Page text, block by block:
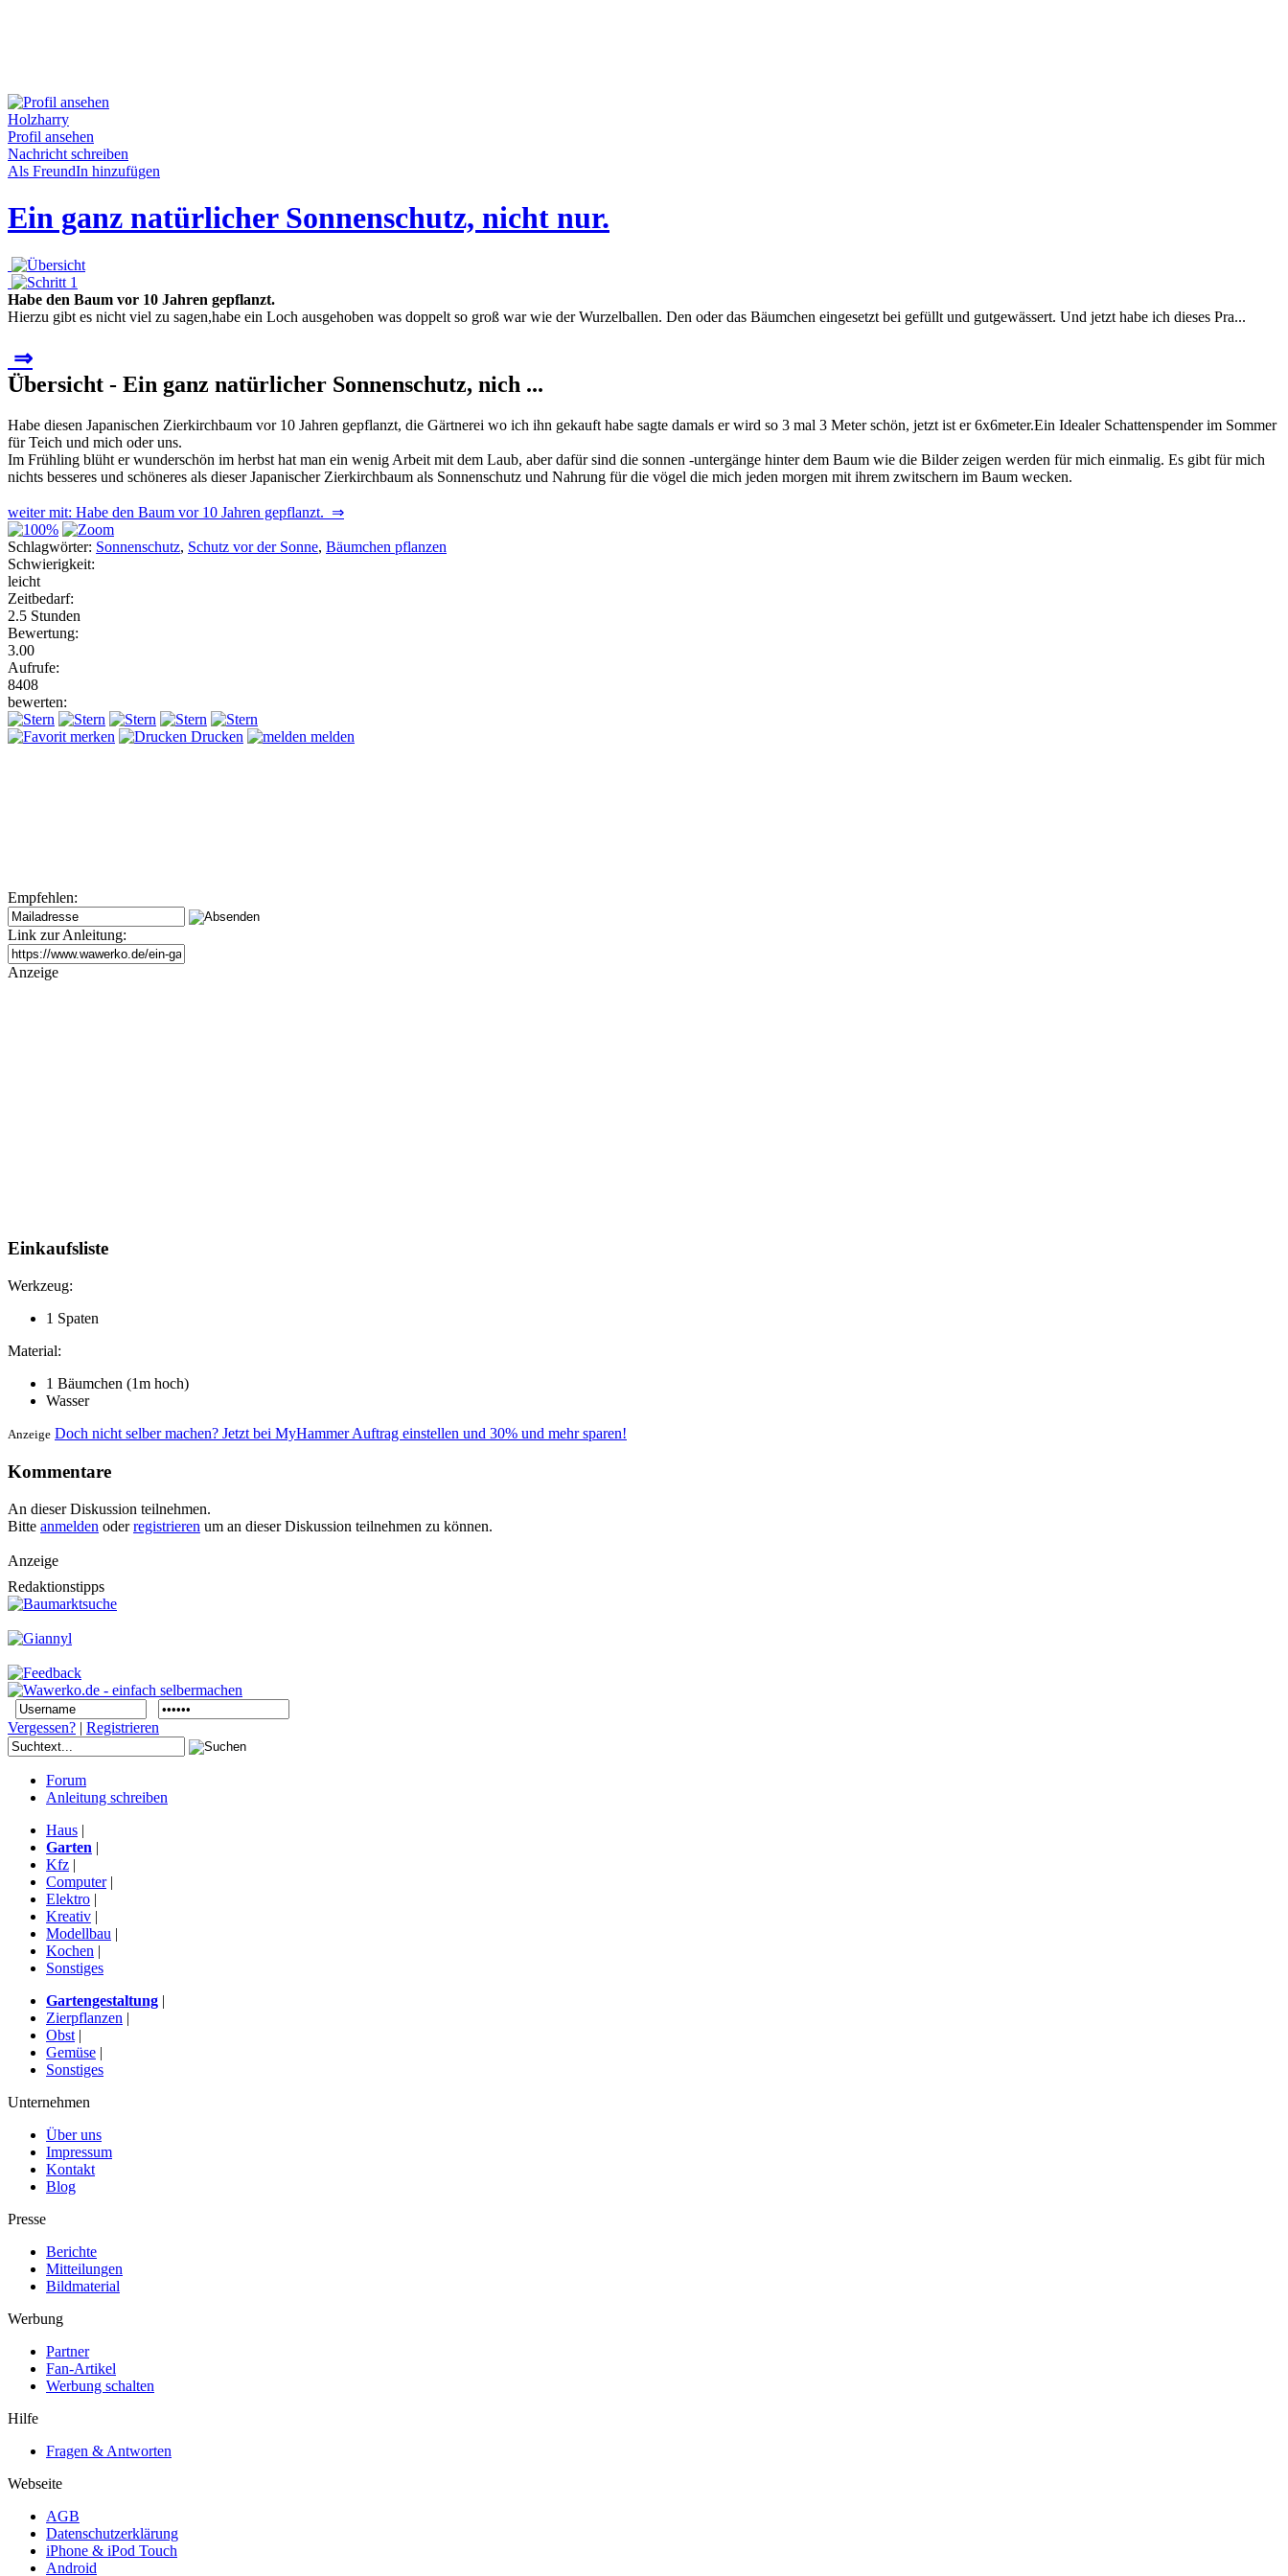
Holzharry
Profil ansehen
Nachricht schreiben
Als FreundIn hinzufügen
Ein ganz natürlicher Sonnenschutz, nicht nur.
Habe den Baum vor 10 Jahren gepflanzt.
Hierzu gibt es nicht viel zu sagen,habe ein Loch ausgehoben was doppelt so groß war wie der Wurzelballen. Den oder das Bäumchen eingesetzt bei gefüllt und gutgewässert. Und jetzt habe ich dieses Pra...
⇒
Übersicht - Ein ganz natürlicher Sonnenschutz, nich ...
Habe diesen Japanischen Zierkirchbaum vor 10 Jahren gepflanzt, die Gärtnerei wo ich ihn gekauft habe sagte damals er wird so 3 mal 3 Meter schön, jetzt ist er 6x6meter.Ein Idealer Schattenspender im Sommer
für Teich und mich oder uns.
Im Frühling blüht er wunderschön im herbst hat man ein wenig Arbeit mit dem Laub, aber dafür sind die sonnen -untergänge hinter dem Baum wie die Bilder zeigen werden für mich einmalig. Es gibt für mich
nichts besseres und schöneres als dieser Japanischer Zierkirchbaum als Sonnenschutz und Nahrung für die vögel die mich jeden morgen mit ihrem zwitschern im Baum wecken.
weiter mit: Habe den Baum vor 10 Jahren gepflanzt. ⇒
Schlagwörter: Sonnenschutz, Schutz vor der Sonne, Bäumchen pflanzen
Schwierigkeit:
leicht
Zeitbedarf:
2.5 Stunden
Bewertung:
3.00
Aufrufe:
8408
bewerten:
merken Drucken melden
Empfehlen:
Link zur Anleitung:
Anzeige
Einkaufsliste
Werkzeug:
1 Spaten
Material:
1 Bäumchen (1m hoch)
Wasser
Anzeige Doch nicht selber machen? Jetzt bei MyHammer Auftrag einstellen und 30% und mehr sparen!
Kommentare
An dieser Diskussion teilnehmen.
Bitte anmelden oderregistrieren um an dieser Diskussion teilnehmen zu können.
Anzeige
Redaktionstipps
Vergessen? | Registrieren
Forum
Anleitung schreiben
Haus |
Garten |
Kfz |
Computer|
Elektro |
Kreativ |
Modellbau |
Kochen |
Sonstiges
Gartengestaltung |
Zierpflanzen |
Obst |
Gemüse |
Sonstiges
Unternehmen
Über uns
Impressum
Kontakt
Blog
Presse
Berichte
Mitteilungen
Bildmaterial
Werbung
Partner
Fan-Artikel
Werbung schalten
Hilfe
Fragen & Antworten
Webseite
AGB
Datenschutzerklärung
iPhone & iPod Touch
Android